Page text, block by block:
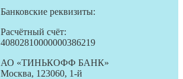
Банковские реквизиты:
Расчётный счёт:
40802810000000386219
АО «ТИНЬКОФФ БАНК»
Москва, 123060, 1-й